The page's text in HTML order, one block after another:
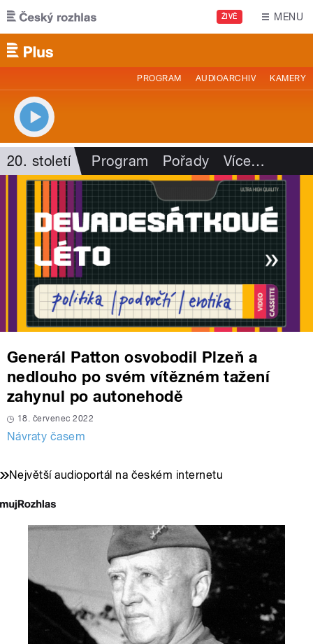
Přejít k hlavnímu obsahu
ŽIVĚ MENU
PROGRAM AUDIOARCHIV KAMERY
20. století Program Pořady Více…
Generál Patton osvobodil Plzeň a
nedlouho po svém vítězném tažení
zahynul po autonehodě
18. červenec 2022
Návraty časem
Největší audioportál na českém internetu